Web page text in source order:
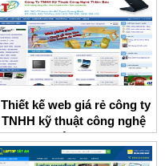
Thiết kế web giá rẻ công ty
TNHH kỹ thuật công nghệ
Thiên Bảo